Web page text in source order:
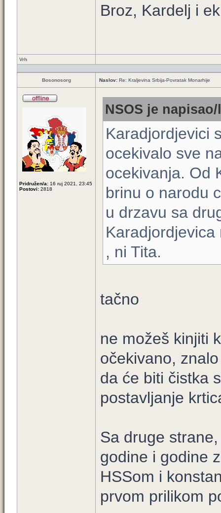
Broz, Kardelj i
Vrh
Bosonosorg Naslov: Re: Kraljevina Srbija-Povratak Monarhije
Pridružen/a: 16 ruj 2021, 23:45
Postovi: 2818
NSOS je
Karadjordjevici
ocekivalo sve
ocekivanja. Od
brinu o narodu
u drzavu sa
, ni Tita.
tačno
ne možeš kinjiti
očekivano,
da će biti čistka
postavljanje
Sa druge
godine i godine
HSSom i
prvom prilikom